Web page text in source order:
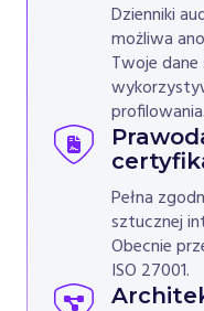
Dzienniki
możliwa
Twoje dane
profilowania.
Pełna
sztucznej
Obecnie
ISO 27001.